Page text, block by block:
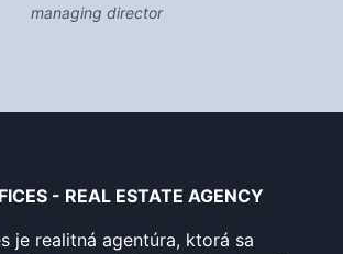
managing director
- REAL ESTATE AGENCY
je realitná agentúra, ktorá sa